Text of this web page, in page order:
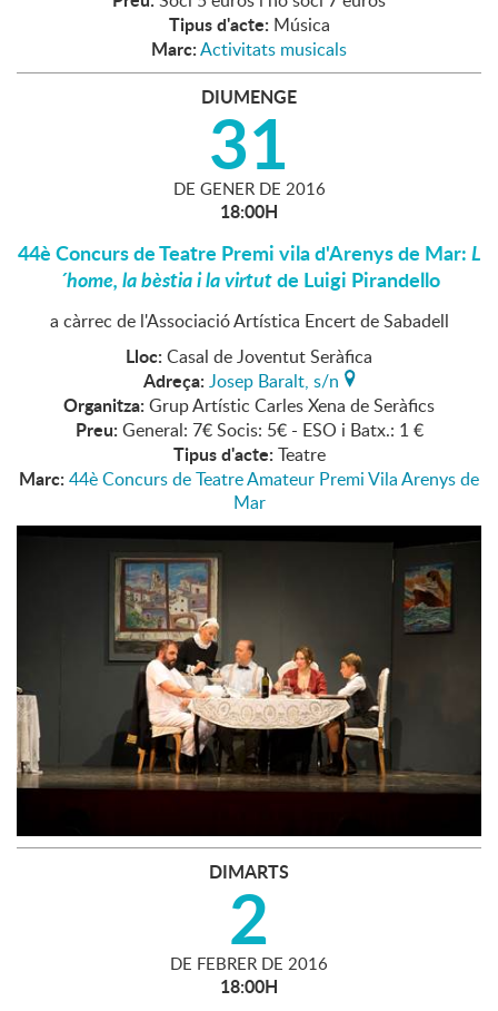
Tipus d'acte: Música
Marc:Activitats musicals
DIUMENGE
31
DE GENER DE 2016
18:00H
44è Concurs de Teatre Premi vila d'Arenys de Mar:L
´home, la bèstia i la virtutde Luigi Pirandello
a càrrec de l'Associació Artística Encert de Sabadell
Lloc: Casal de Joventut Seràfica
Adreça: Josep Baralt, s/n
Organitza: Grup Artístic Carles Xena de Seràfics
Preu: General: 7€ Socis: 5€ - ESO i Batx.: 1 €
Tipus d'acte: Teatre
Marc: 44è Concurs de Teatre Amateur Premi Vila Arenys de
Mar
DIMARTS
2
DE FEBRER DE 2016
18:00H